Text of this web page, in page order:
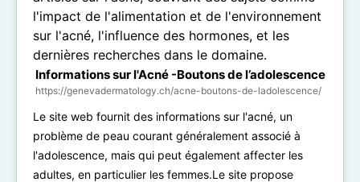
Informations sur l'Acné -Boutons de l’adolescence
https://genevadermatology.ch/acne-boutons-de-ladolescence/
Le site web fournit des informations sur l'acné, un
problème de peau courant généralement associé à
l'adolescence, mais qui peut également affecter les
adultes, en particulier les femmes.Le site propose